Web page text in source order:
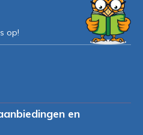
op!
en